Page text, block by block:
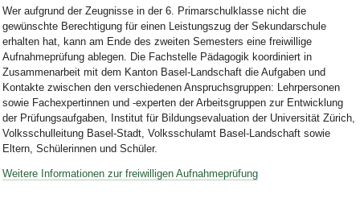
Wer aufgrund der Zeugnisse in der 6. Primarschulklasse nicht die
gewünschte Berechtigung für einen Leistungszug der Sekundarschule
erhalten hat, kann am Ende des zweiten Semesters eine freiwillige
Aufnahmeprüfungablegen. Die Fachstelle Pädagogik koordiniert in
Zusammenarbeit mit dem Kanton Basel-Landschaft die Aufgaben und
Kontakte zwischen den verschiedenen Anspruchsgruppen: Lehrpersonen
sowie Fachexpertinnen und -experten der Arbeitsgruppen zur Entwicklung
der Prüfungsaufgaben, Institut für Bildungsevaluation der Universität Zürich,
Volksschulleitung Basel-Stadt, Volksschulamt Basel-Landschaft sowie
Eltern, Schülerinnen und Schüler.
Weitere Informationen zur freiwilligen Aufnahmeprüfung